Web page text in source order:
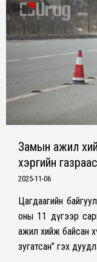
Замын ажил хийж
хэргийн
2025-11-06
Цагдаагийн
оны 11 дүгээр
ажил хийж байсан
зугатсан” гэх